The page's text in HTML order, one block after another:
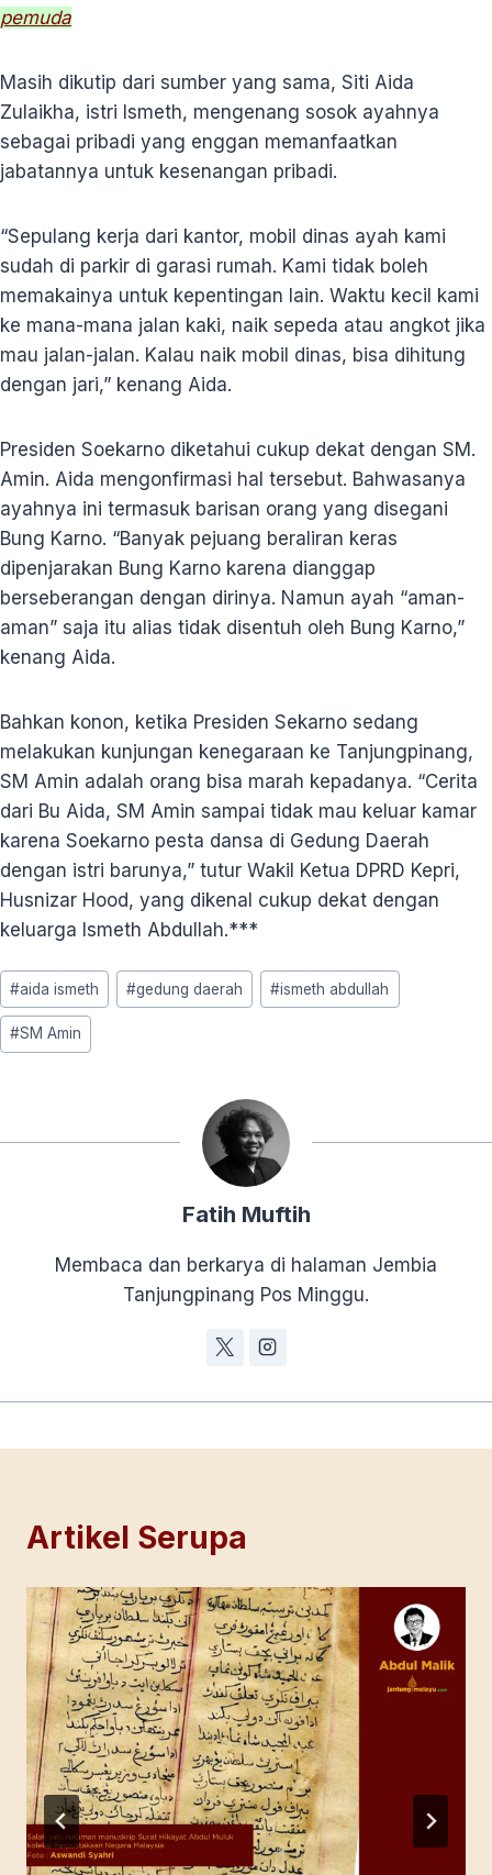
pemuda
Masih dikutip dari sumber yang sama, Siti Aida
Zulaikha, istri Ismeth, mengenang sosok ayahnya
sebagai pribadi yang enggan memanfaatkan
jabatannya untuk kesenangan pribadi.
“Sepulang kerja dari kantor, mobil dinas ayah kami
sudah di parkir di garasi rumah. Kami tidak boleh
memakainya untuk kepentingan lain. Waktu kecil kami
ke mana-mana jalan kaki, naik sepeda atau angkot jika
mau jalan-jalan. Kalau naik mobil dinas, bisa dihitung
dengan jari,” kenang Aida.
Presiden Soekarno diketahui cukup dekat dengan SM.
Amin. Aida mengonfirmasi hal tersebut. Bahwasanya
ayahnya ini termasuk barisan orang yang disegani
Bung Karno. “Banyak pejuang beraliran keras
dipenjarakan Bung Karno karena dianggap
berseberangan dengan dirinya. Namun ayah “aman-
aman” saja itu alias tidak disentuh oleh Bung Karno,”
kenang Aida.
Bahkan konon, ketika Presiden Sekarno sedang
melakukan kunjungan kenegaraan ke Tanjungpinang,
SM Amin adalah orang bisa marah kepadanya. “Cerita
dari Bu Aida, SM Amin sampai tidak mau keluar kamar
karena Soekarno pesta dansa di Gedung Daerah
dengan istri barunya,” tutur Wakil Ketua DPRD Kepri,
Husnizar Hood, yang dikenal cukup dekat dengan
keluarga Ismeth Abdullah.***
Post
Tags:
#aida ismeth #gedung daerah #ismeth abdullah
#SM Amin
Fatih Muftih
Membaca dan berkarya di halaman Jembia
Tanjungpinang Pos Minggu.
Artikel Serupa